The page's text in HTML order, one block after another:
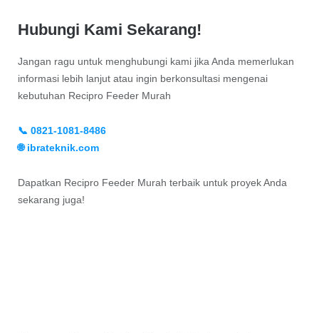
Hubungi Kami Sekarang!
Jangan ragu untuk menghubungi kami jika Anda memerlukan
informasi lebih lanjut atau ingin berkonsultasi mengenai
kebutuhan Recipro Feeder Murah
📞 0821-1081-8486
🌐 ibrateknik.com
Dapatkan Recipro Feeder Murah terbaik untuk proyek Anda
sekarang juga!